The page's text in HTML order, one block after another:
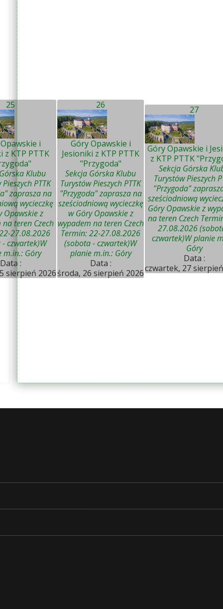
25
i
z KTP PTTK
Klubu
PTTK
zaprasza na
wycieczkę
Opawskie z
teren Czech
27.08.2026
czwartek)W
m.in.: Góry
Data :
sierpień 2026
26
Góry Opawskie i
Jesioniki z KTP PTTK
"Przygoda"
Sekcja Górska Klubu
Turystów Pieszych PTTK
"Przygoda" zaprasza na
sześciodniową wycieczkę
w Góry Opawskie z
wypadem na teren Czech
Termin: 22-27.08.2026
(sobota - czwartek)W
planie m.in.: Góry
Data :
środa, 26 sierpień 2026
27
Góry Opawskie i
z KTP PTTK
Sekcja Górska
Turystów Pieszych
"Przygoda"
sześciodniową
Góry Opawskie z
na teren Czech
27.08.2026
czwartek)W planie
Góry
Data :
czwartek, 27